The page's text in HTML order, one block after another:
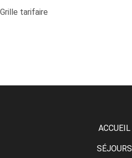
Grille tarifaire
ACCUEIL
SÉJOURS